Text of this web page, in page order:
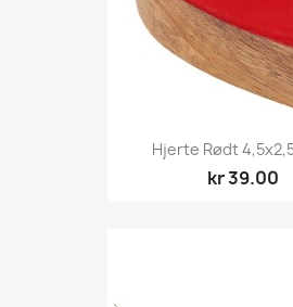
Hjerte Rødt
kr 39.00